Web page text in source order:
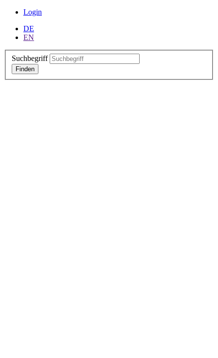
Login
DE
EN
Suchbegriff